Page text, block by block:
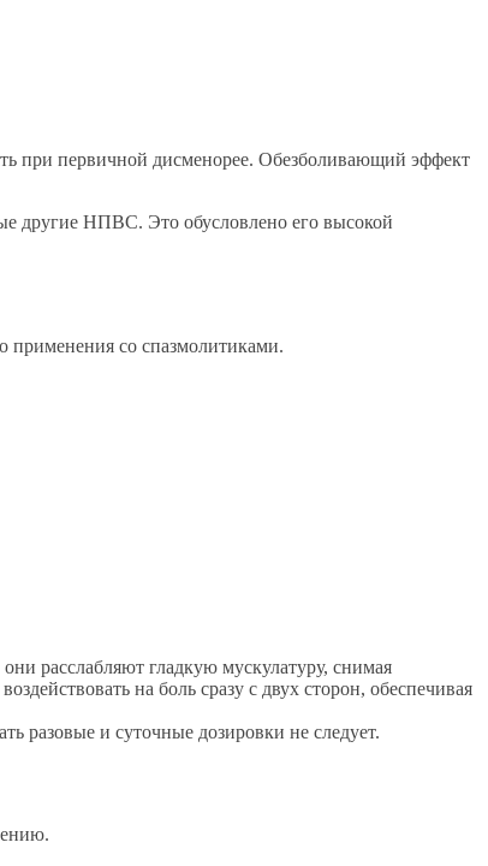
при первичной дисменорее. Обезболивающий эффект
другие НПВС. Это обусловлено его высокой
применения со спазмолитиками.
расслабляют гладкую мускулатуру, снимая
на боль сразу с двух сторон, обеспечивая
разовые и суточные дозировки не следует.